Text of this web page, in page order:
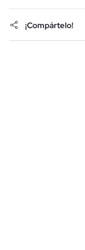
¡Compártelo!